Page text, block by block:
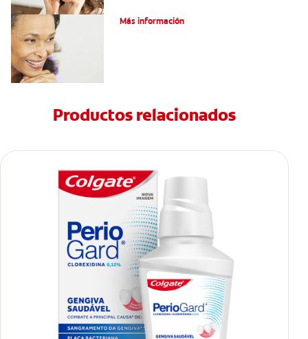
Más información
Productos relacionados